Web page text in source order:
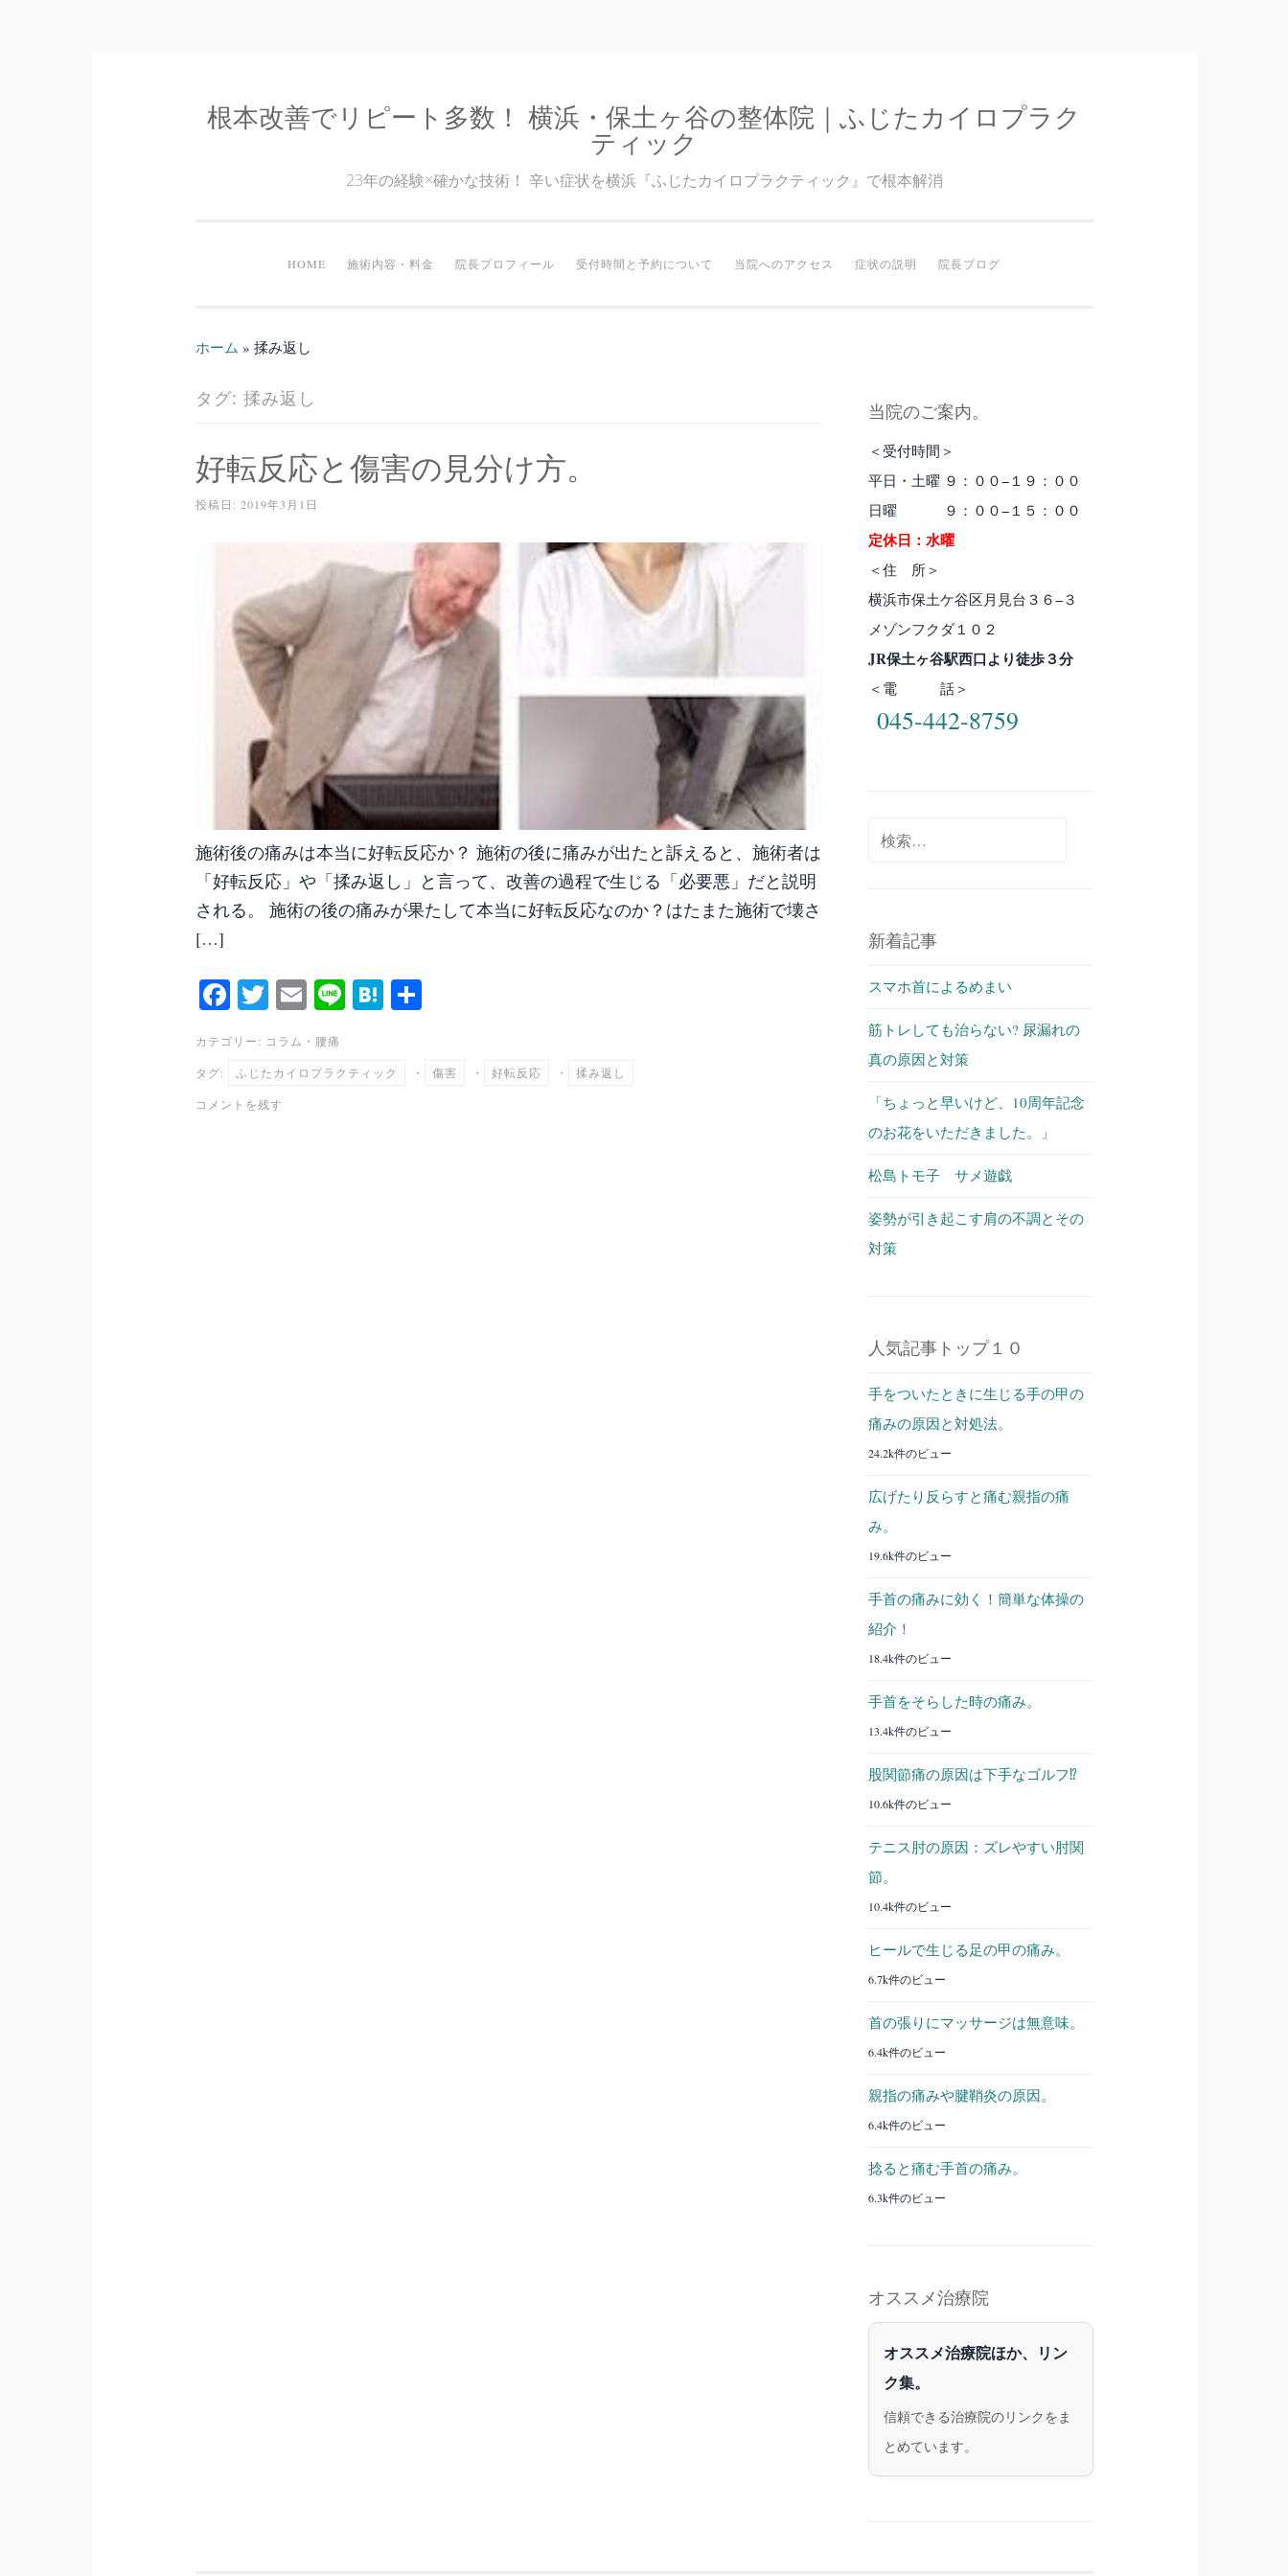
コ
プ
根本改善でリピート多数！ 横浜・保土ヶ谷の整体院｜ふじたカイロプラク
ティック
23年の経験×確かな技術！ 辛い症状を横浜『ふじたカイロプラクティック』で根本解消
HOME 施術内容・料金 院長プロフィール 受付時間と予約について 当院へのアクセス 症状の説明 院長ブログ
ホーム » 揉み返し
タグ: 揉み返し
好転反応と傷害の見分け方。
投稿日: 2019年3月1日
施術後の痛みは本当に好転反応か？ 施術の後に痛みが出たと訴えると、施術者は
「好転反応」や「揉み返し」と言って、改善の過程で生じる「必要悪」だと説明
される。 施術の後の痛みが果たして本当に好転反応なのか？はたまた施術で壊さ
[…]
Fa
ce
bo
ok
T
tte
r
E
ail
Li H
a
共
カテゴリー: コラム ・ 腰痛
タグ: ふじたカイロプラクティック ・ 傷害 ・ 好転反応 ・ 揉み返し
コメントを残す
当院のご案内。
＜受付時間＞
平日・土曜 ９：００−１９：００
日曜 ９：００−１５：００
定休日：水曜
＜住 所＞
横浜市保土ケ谷区月見台３６−３
メゾンフクダ１０２
JR保土ヶ谷駅西口より徒歩３分
＜電 話＞
045-442-8759
新着記事
スマホ首によるめまい
筋トレしても治らない? 尿漏れの
真の原因と対策
「ちょっと早いけど、10周年記念
のお花をいただきました。」
松島トモ子 サメ遊戯
姿勢が引き起こす肩の不調とその
対策
人気記事トップ１０
手をついたときに生じる手の甲の
痛みの原因と対処法。
24.2k件のビュー
広げたり反らすと痛む親指の痛
み。
19.6k件のビュー
手首の痛みに効く！簡単な体操の
紹介！
18.4k件のビュー
手首をそらした時の痛み。
13.4k件のビュー
股関節痛の原因は下手なゴルフ⁉︎
10.6k件のビュー
テニス肘の原因：ズレやすい肘関
節。
10.4k件のビュー
ヒールで生じる足の甲の痛み。
6.7k件のビュー
首の張りにマッサージは無意味。
6.4k件のビュー
親指の痛みや腱鞘炎の原因。
6.4k件のビュー
捻ると痛む手首の痛み。
6.3k件のビュー
オススメ治療院
オススメ治療院ほか、リン
ク集。
信頼できる治療院のリンクをま
とめています。